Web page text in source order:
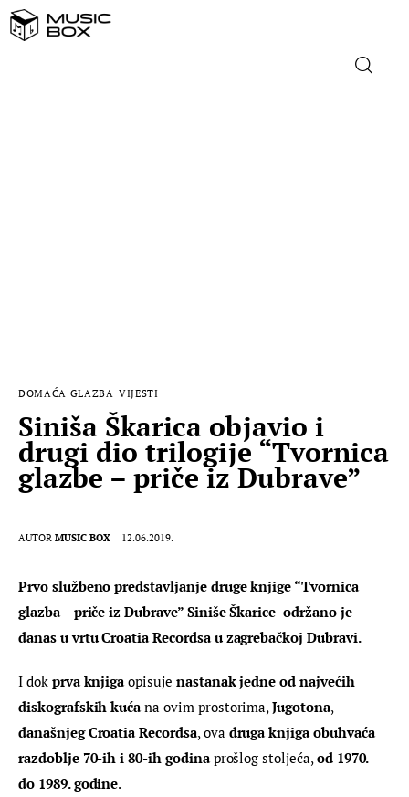
DOMAĆA GLAZBA VIJESTI
Siniša Škarica objavio i
drugi dio trilogije “Tvornica
glazbe – priče iz Dubrave”
AUTOR MUSIC BOX 12.06.2019.
Prvo službeno predstavljanje druge knjige “Tvornica
glazba – priče iz Dubrave” Siniše Škarice  održano je
danas u vrtu Croatia Recordsa u zagrebačkoj Dubravi.
I dok prva knjiga opisuje nastanak jedne od najvećih
diskografskih kuća na ovim prostorima, Jugotona,
današnjeg Croatia Recordsa, ova druga knjiga obuhvaća
razdoblje 70-ih i 80-ih godina prošlog stoljeća, od 1970.
do 1989. godine.